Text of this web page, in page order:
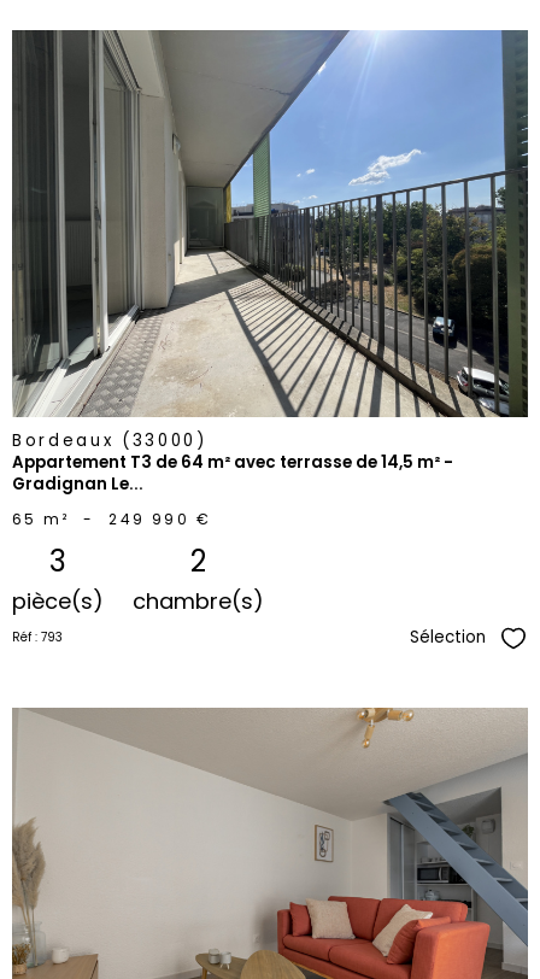
voir le
bien
Bordeaux (33000)
Appartement T3 de 64 m² avec terrasse de 14,5 m² -
Gradignan Le...
65 m² - 249 990 €
3
pièce(s)
2
chambre(s)
Réf : 793 Sélection
bien